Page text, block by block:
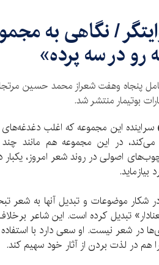
/ نگاهی به
رو در سه پرده»
پنجاه وهفت شعراز محمد حسین مرتجا
بوتیمار منتشر شد.
سراینده این مجموعه که اغلب
می‌کند، در این مجموعه هم مانند
اصولی در روند شعر امروز، یکبار
موضوعات و تبدیل آنها به شعر
تبدیل کرده است. این شاعر
در شعر نیست. او سعی دارد با
هم در لذت بردن از آثار خود سهیم کند.